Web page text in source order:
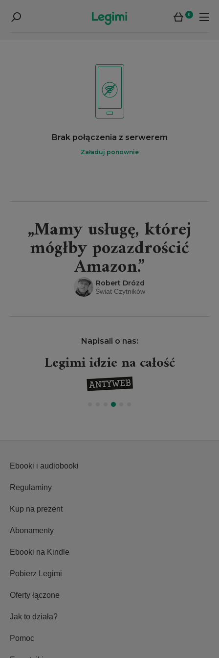
0
Brak połączenia z serwerem
Załaduj ponownie
„Mamy usługę, której
mógłby pozazdrościć
Amazon.”
Robert Drózd
Świat Czytników
Napisali o nas:
Legimi idzie na całość
Ebooki i audiobooki
Regulaminy
Kup na prezent
Abonamenty
Ebooki na Kindle
Pobierz Legimi
Oferty łączone
Jak to działa?
Pomoc